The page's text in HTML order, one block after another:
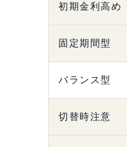
初期金利高め
固定期間型
バランス型
切替時注意